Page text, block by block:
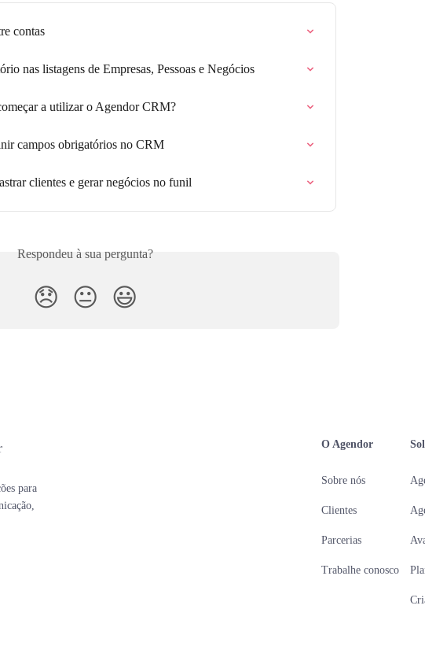
contas
nas listagens de Empresas, Pessoas e Negócios
a utilizar o Agendor CRM?
campos obrigatórios no CRM
clientes e gerar negócios no funil
Respondeu à sua pergunta?
😞 😐 😃
para
O Agendor
Sobre nós
Clientes
Parcerias
Trabalhe conosco